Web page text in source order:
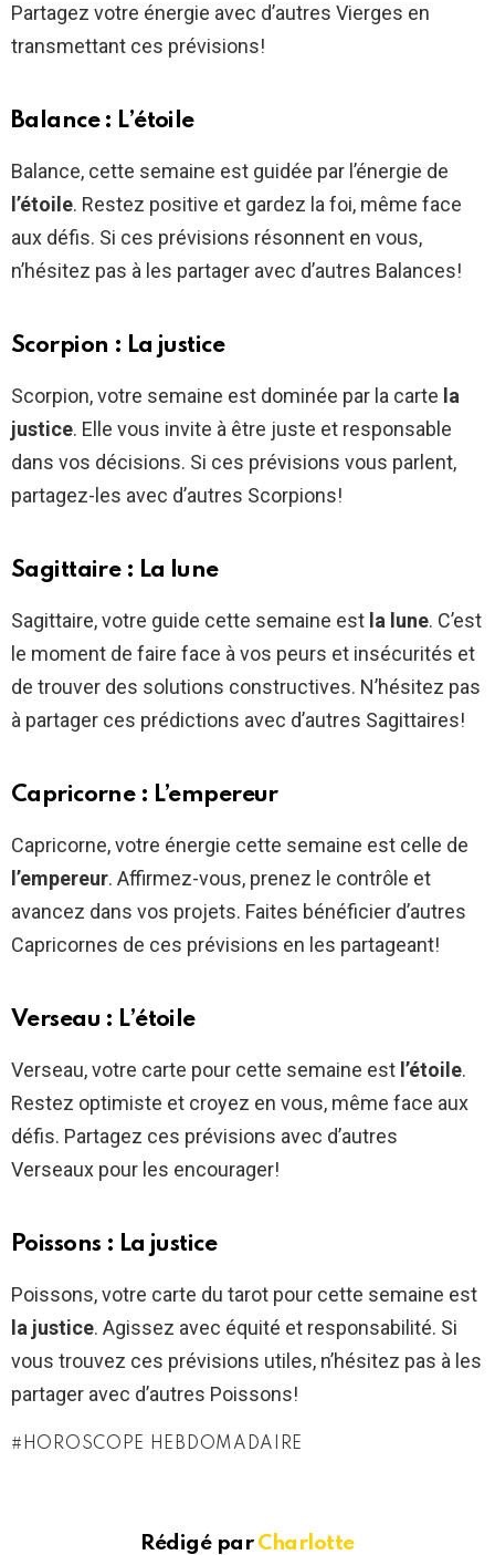
Partagez votre énergie avec d’autres Vierges en
transmettant ces prévisions!
Balance : L’étoile
Balance, cette semaine est guidée par l’énergie de
l’étoile. Restez positive et gardez la foi, même face
aux défis. Si ces prévisions résonnent en vous,
n’hésitez pas à les partager avec d’autres Balances!
Scorpion : La justice
Scorpion, votre semaine est dominée par la carte la
justice. Elle vous invite à être juste et responsable
dans vos décisions. Si ces prévisions vous parlent,
partagez-les avec d’autres Scorpions!
Sagittaire : La lune
Sagittaire, votre guide cette semaine est la lune. C’est
le moment de faire face à vos peurs et insécurités et
de trouver des solutions constructives. N’hésitez pas
à partager ces prédictions avec d’autres Sagittaires!
Capricorne : L’empereur
Capricorne, votre énergie cette semaine est celle de
l’empereur. Affirmez-vous, prenez le contrôle et
avancez dans vos projets. Faites bénéficier d’autres
Capricornes de ces prévisions en les partageant!
Verseau : L’étoile
Verseau, votre carte pour cette semaine est l’étoile.
Restez optimiste et croyez en vous, même face aux
défis. Partagez ces prévisions avec d’autres
Verseaux pour les encourager!
Poissons : La justice
Poissons, votre carte du tarot pour cette semaine est
la justice. Agissez avec équité et responsabilité. Si
vous trouvez ces prévisions utiles, n’hésitez pas à les
partager avec d’autres Poissons!
HOROSCOPE HEBDOMADAIRE
Rédigé par Charlotte